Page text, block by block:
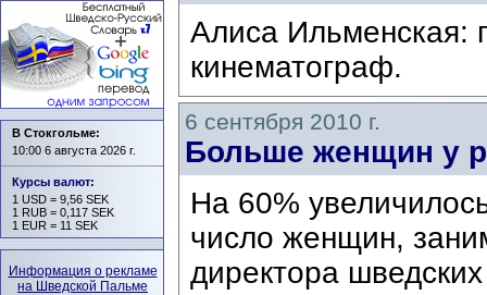
Алиса Ильменская:
кинематограф.
6 сентября 2010 г.
Больше женщин у
На 60%
число женщин,
директора
В Стокгольме:
10:00 6 августа 2026 г.
Курсы валют:
1 USD = 9,56 SEK
1 RUB = 0,117 SEK
1 EUR = 11 SEK
Информация о рекламе
на Шведской Пальме